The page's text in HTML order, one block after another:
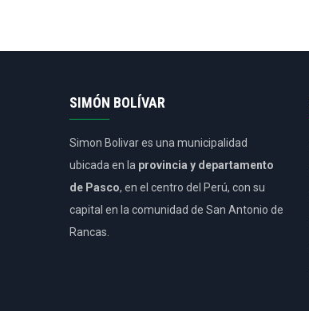
SIMÓN BOLÍVAR
Simon Bolivar es una municipalidad
ubicada en la provincia y departamento
de Pasco, en el centro del Perú, con su
capital en la comunidad de San Antonio de
Rancas.